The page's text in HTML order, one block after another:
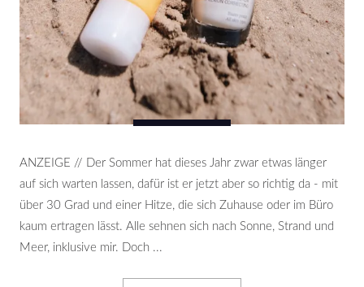
ANZEIGE // Der Sommer hat dieses Jahr zwar etwas länger
auf sich warten lassen, dafür ist er jetzt aber so richtig da - mit
über 30 Grad und einer Hitze, die sich Zuhause oder im Büro
kaum ertragen lässt. Alle sehnen sich nach Sonne, Strand und
Meer, inklusive mir. Doch ...